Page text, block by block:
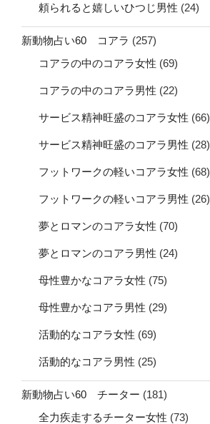
頼られると嬉しいひつじ男性 (24)
新動物占い60 コアラ (257)
コアラの中のコアラ女性 (69)
コアラの中のコアラ男性 (22)
サービス精神旺盛のコアラ女性 (66)
サービス精神旺盛のコアラ男性 (28)
フットワークの軽いコアラ女性 (68)
フットワークの軽いコアラ男性 (26)
夢とロマンのコアラ女性 (70)
夢とロマンのコアラ男性 (24)
母性豊かなコアラ女性 (75)
母性豊かなコアラ男性 (29)
活動的なコアラ女性 (69)
活動的なコアラ男性 (25)
新動物占い60 チーター (181)
全力疾走するチーター女性 (73)